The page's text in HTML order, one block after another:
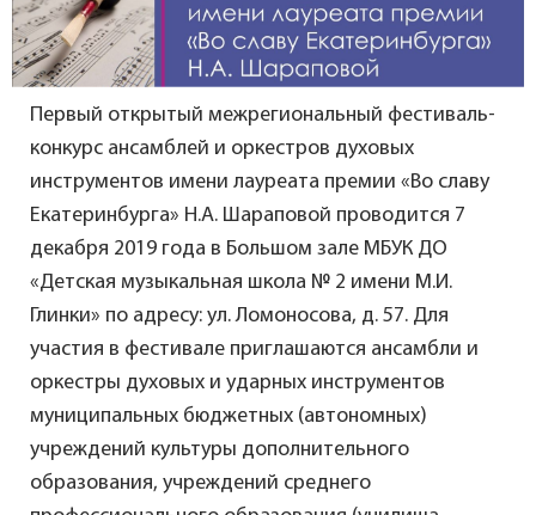
Первый открытый межрегиональный фестиваль-
конкурс ансамблей и оркестров духовых
инструментов имени лауреата премии «Во славу
Екатеринбурга» Н.А. Шараповой проводится 7
декабря 2019 года в Большом зале МБУК ДО
«Детская музыкальная школа № 2 имени М.И.
Глинки» по адресу: ул. Ломоносова, д. 57. Для
участия в фестивале приглашаются ансамбли и
оркестры духовых и ударных инструментов
муниципальных бюджетных (автономных)
учреждений культуры дополнительного
образования, учреждений среднего